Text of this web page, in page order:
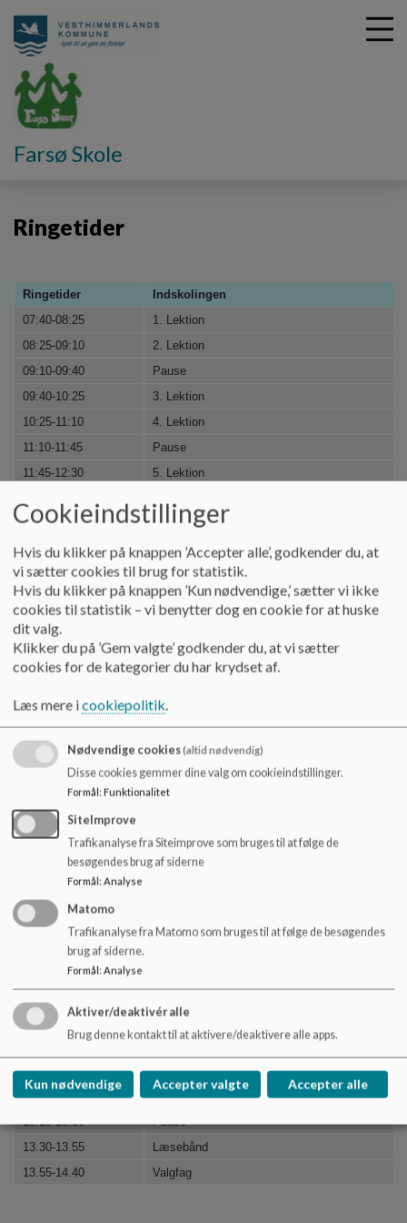
Farsø Skole
Ringetider
Ringetider
Indskolingen
07:40-08:25
1. Lektion
08:25-09:10
2. Lektion
09:10-09:40
Pause
09:40-10:25
3. Lektion
10:25-11:10
4. Lektion
11:10-11:45
Pause
11:45-12:30
5. Lektion
Ringetider
Mellemtrin
07:40-08:25
1. Lektion
08:25-09:10
2. Lektion
09:10-09:40
09:40-10:25
3. Lektion
11:10-11:45
Pause
11.45-12.30
12.30-13.15
6. Lektion
13:15-13:30
Pause
13:30-13:55
13:55-14.15
FF
7.40-8.25
8.25-9.10
9.10-9.40
9.40-10.25
3. lektion
10.25-11.10
4. lektion
11.45-12.30
5. lektion
12.30-13.15
6. lektion
13.15-13.30
Pause
13.30-13.55
Læsebånd
13.55-14.40
Valgfag
Cookieindstillinger
Hvis du klikker på knappen ’Accepter alle’, godkender du, at
vi sætter cookies til brug for statistik.
Hvis du klikker på knappen ’Kun nødvendige,’ sætter vi ikke
cookies til statistik – vi benytter dog en cookie for at huske
dit valg.
Klikker du på ’Gem valgte’ godkender du, at vi sætter
cookies for de kategorier du har krydset af.
Læs mere icookiepolitik.
Nødvendige cookies(altid nødvendig)
Disse cookies gemmer dine valg om cookieindstillinger.
Formål: Funktionalitet
SiteImprove
Trafikanalyse fra Siteimprove som bruges til at følge de
besøgendes brug af siderne
Formål: Analyse
Matomo
Trafikanalyse fra Matomo som bruges til at følge de besøgendes
brug af siderne.
Formål: Analyse
Aktiver/deaktivér alle
Brug denne kontakt til at aktivere/deaktivere alle apps.
Kun nødvendige Accepter valgte Accepter alle